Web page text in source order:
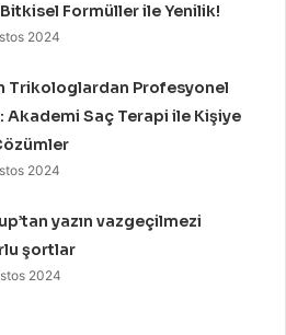
Formüller ile Yenilik!
2024
Trikologlardan Profesyonel
Akademi Saç Terapi ile Kişiye
2024
yazın vazgeçilmezi
şortlar
2024